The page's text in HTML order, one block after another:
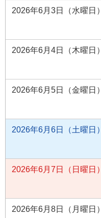
2026年6月3日（水曜日）
2026年6月4日（木曜日）
2026年6月5日（金曜日）
2026年6月6日（土曜日）
2026年6月7日（日曜日）
2026年6月8日（月曜日）